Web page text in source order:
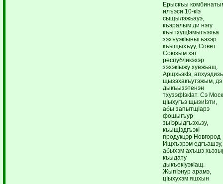
Ерыскъы
илъэси 10-кIэ
сыщылэжьауэ,
къэралым ди нэгу
къытхущIэмыгъэхьа
зэхъуэкIыныгъэхэр
къыщыхъуу, Совет
Союзым хэт
республикэхэр
зэхэкIыжу хуежьащ.
АрщхьэкIэ,
щызэхакъутэжым, дэ
дыкъызэтенэн
тхузэфIэкIат. Сэ
цIыхугъэ щызиIэти,
абы запытщIарэ
фошыгъур
зыIэрыдгъэхьэу,
къыщIэдгъэкI
продукцэр Новгород
Ищхъэрэм едгъашэу,
абыхэм ахъшэ
къыдату
дыкъекIуэкIащ.
ЖыпIэнур арамэ,
цIыхухэм яшхын